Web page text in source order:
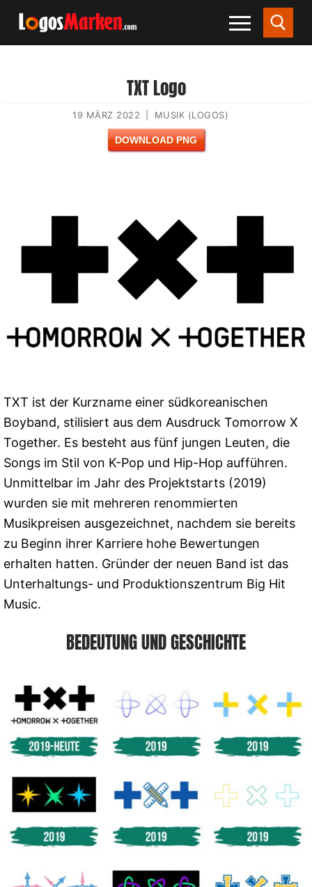
TXT Logo
19 MÄRZ 2022 MUSIK (LOGOS)
DOWNLOAD PNG
TXT ist der Kurzname einer südkoreanischen
Boyband, stilisiert aus dem Ausdruck Tomorrow X
Together. Es besteht aus fünf jungen Leuten, die
Songs im Stil von K-Pop und Hip-Hop aufführen.
Unmittelbar im Jahr des Projektstarts (2019)
wurden sie mit mehreren renommierten
Musikpreisen ausgezeichnet, nachdem sie bereits
zu Beginn ihrer Karriere hohe Bewertungen
erhalten hatten. Gründer der neuen Band ist das
Unterhaltungs- und Produktionszentrum Big Hit
Music.
BEDEUTUNG UND GESCHICHTE